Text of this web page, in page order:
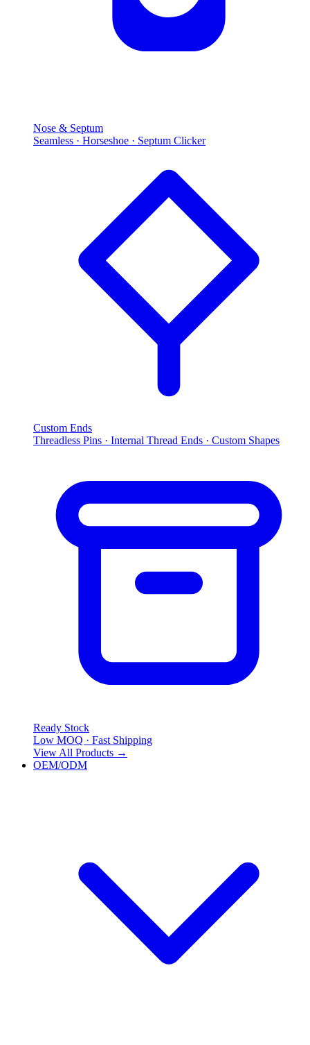
Nose & Septum
Seamless · Horseshoe · Septum Clicker
Custom Ends
Threadless Pins · Internal Thread Ends · Custom Shapes
Ready Stock
Low MOQ · Fast Shipping
View All Products →
OEM/ODM